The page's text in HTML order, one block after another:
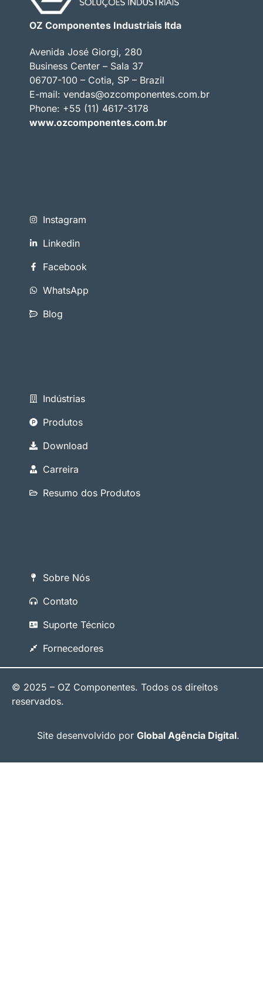
OZ Componentes Industriais ltda
Avenida José Giorgi, 280
Business Center – Sala 37
06707-100 – Cotia, SP – Brazil
E-mail: vendas@ozcomponentes.com.br
Phone: +55 (11) 4617-3178
www.ozcomponentes.com.br
Instagram
Linkedin
Facebook
WhatsApp
Blog
Indústrias
Produtos
Download
Carreira
Resumo dos Produtos
Sobre Nós
Contato
Suporte Técnico
Fornecedores
© 2025 – OZ Componentes. Todos os direitos
reservados.
Site desenvolvido por Global Agência Digital.